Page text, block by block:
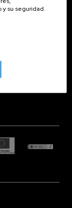
su seguridad.